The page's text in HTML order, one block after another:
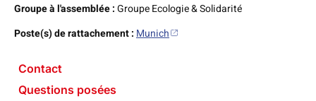
Contact
Questions posées
Groupe à l'assemblée :Groupe Ecologie & Solidarité
Poste(s) de rattachement : Munich